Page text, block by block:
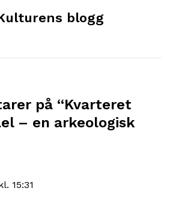
blogg
på “Kvarteret
– en arkeologisk
15:31